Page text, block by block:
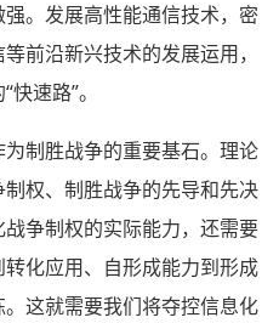
。发展高性能通信技术，密
前沿新兴技术的发展运用，
速路”。
制胜战争的重要基石。理论
权、制胜战争的先导和先决
争制权的实际能力，还需要
化应用、自形成能力到形成
这就需要我们将夺控信息化